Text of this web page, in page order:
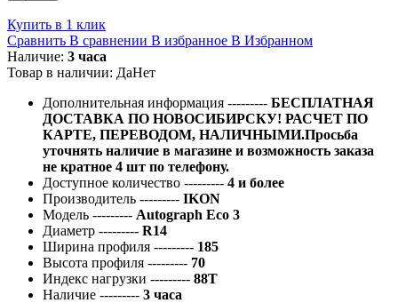
Купить в 1 клик
Сравнить В сравнении В избранное В Избранном
Наличие: 3 часа
Товар в наличии: ДаНет
Дополнительная информация --------- БЕСПЛАТНАЯ
ДОСТАВКА ПО НОВОСИБИРСКУ! РАСЧЕТ ПО
КАРТЕ, ПЕРЕВОДОМ, НАЛИЧНЫМИ.Просьба
уточнять наличие в магазине и возможность заказа
не кратное 4 шт по телефону.
Доступное количество --------- 4 и более
Производитель --------- IKON
Модель --------- Autograph Eco 3
Диаметр --------- R14
Ширина профиля --------- 185
Высота профиля --------- 70
Индекс нагрузки --------- 88T
Наличие --------- 3 часа